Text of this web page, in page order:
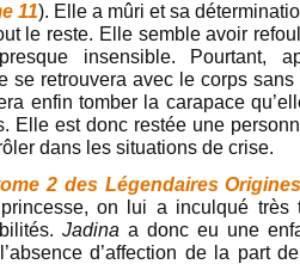
11). Elle a mûri et sa
le reste. Elle semble avoir
insensible. Pourtant,
se retrouvera avec le corps
enfin tomber la carapace
Elle est donc restée une
dans les situations de crise.
2 des Légendaires
on lui a inculqué
Jadina a donc eu une
d’affection de la part